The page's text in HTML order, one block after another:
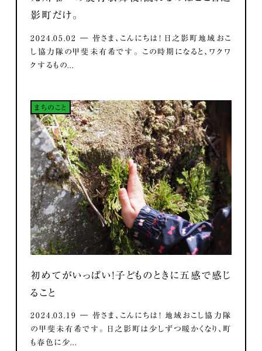
影町だけ。
2024.05.02 ― 皆さま、こんにちは！ 日之影町地域おこ
し協力隊の甲斐未有希です。 この時期になると、ワクワ
クするもの...
まちのこと
初めてがいっぱい！子どものときに五感で感じ
ること
2024.03.19 ― 皆さま、こんにちは！ 地域おこし協力隊
の甲斐未有希です。 日之影町は少しずつ暖かくなり、町
も春色に少...